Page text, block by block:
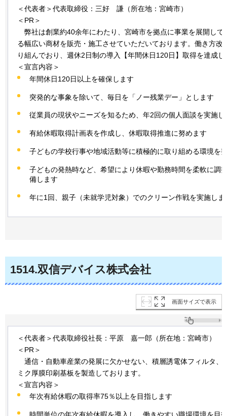
＜代表者＞代表取締役：三好 謙 （所在地：宮崎市）
＜PR＞
弊社は創業約40余年にわたり、宮崎市を拠点に事業を展開して
る幅広い商材を販売・施工させていただいております。働き方改
り組んでおり、週休2日制の導入【年間休日120日】取得を達成
＜宣言内容＞
年間休日120日以上を確保します
突発的な事象を除いて、毎日を「ノー残業デー」とします
従業員の現状やニーズを知るため、年2回の個人面談を実施し
有給休暇取得計画表を作成し、休暇取得推進に努めます
子どもの学校行事や地域活動等に積極的に取り組める環境を
子どもの発熱時など、希望により休暇や勤務時間を柔軟に調
備します
年に1回、親子（未就学児対象）でのクリーン作戦を実施しま
1514.双信デバイス株式会社
画面サイズで表示
＜代表者＞代表取締役社長：平原 嘉一郎（所在地：宮崎市）
＜PR＞
通信・自動車産業の発展に欠かせない、積層誘電体フィルタ、
ミク厚膜印刷基板を製造しております。
＜宣言内容＞
年次有給休暇の取得率75％以上を目指します